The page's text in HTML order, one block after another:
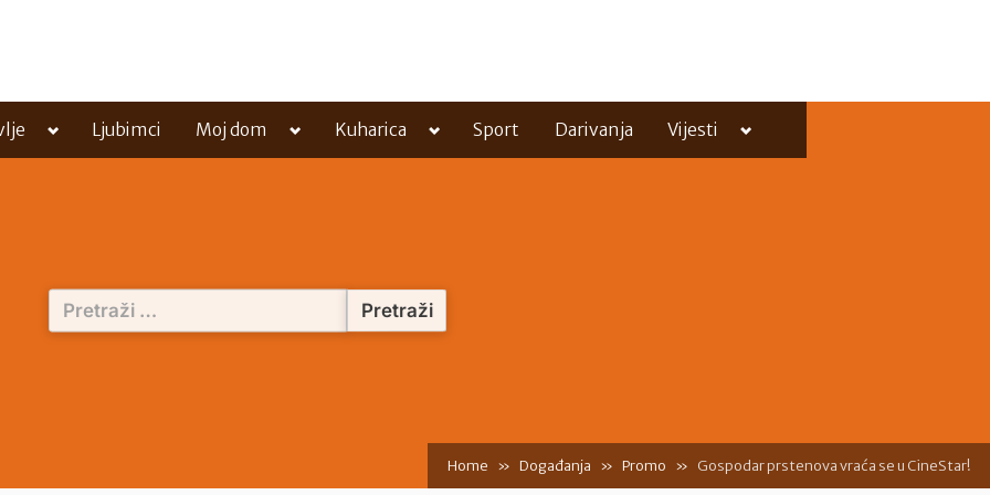
Toggle
menu
Ljubimci Moj dom
Toggle
menu
Kuharica
Toggle
menu
Sport Darivanja Vijesti
Toggle
menu
Pretraži:
Home Događanja Promo Gospodar prstenova vraća se u CineStar!